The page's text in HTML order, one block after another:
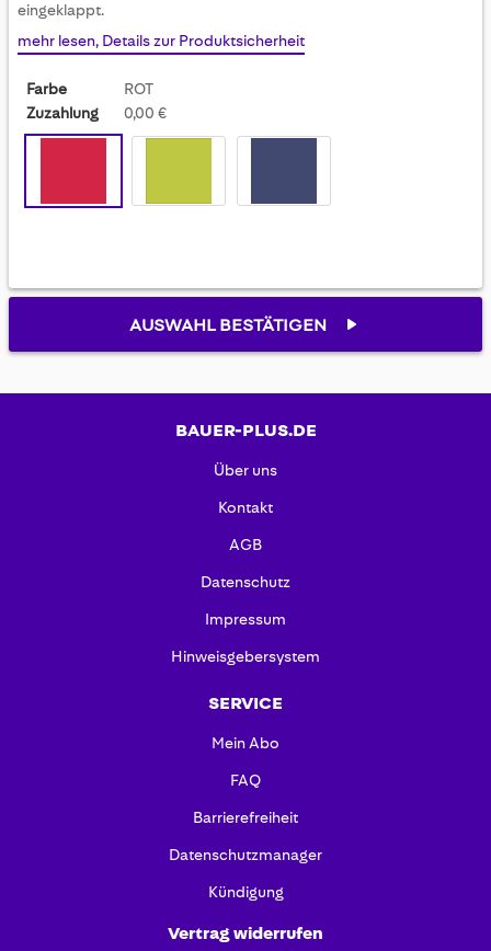
eingeklappt.
mehr lesen, Details zur Produktsicherheit
Farbe
ROT
Zuzahlung
0,00 €
AUSWAHL BESTÄTIGEN
BAUER-PLUS.DE
Über uns
Kontakt
AGB
Datenschutz
Impressum
Hinweisgebersystem
SERVICE
Mein Abo
FAQ
Barrierefreiheit
Datenschutzmanager
Kündigung
Vertrag widerrufen